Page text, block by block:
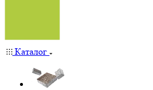
Каталог